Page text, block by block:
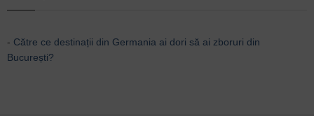
- Către ce destinații din Germania ai dori să ai zboruri din
București?